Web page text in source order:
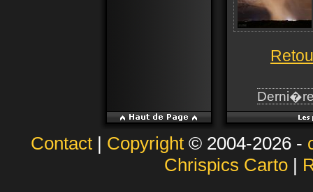
Contact| Copyright© 2004-2026 -
Chrispics Carto|